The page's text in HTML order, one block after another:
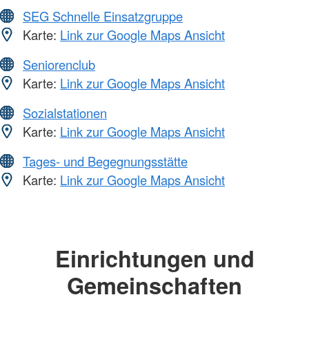
SEG Schnelle Einsatzgruppe
Karte: Link zur Google Maps Ansicht
Seniorenclub
Karte: Link zur Google Maps Ansicht
Sozialstationen
Karte: Link zur Google Maps Ansicht
Tages- und Begegnungsstätte
Karte: Link zur Google Maps Ansicht
Einrichtungen und
Gemeinschaften